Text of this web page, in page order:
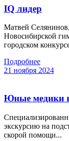
IQ лидер
Матвей
Новосибирской
городском
Подробнее
21 ноября 2024
Юные медики
экскурсию на
скорой помощи...